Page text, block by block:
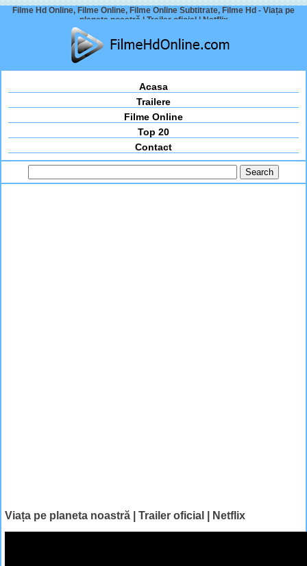
Filme Hd Online, Filme Online, Filme Online Subtitrate, Filme Hd - Viața pe
planeta noastră | Trailer oficial | Netflix
Acasa
Trailere
Filme Online
Top 20
Contact
Viața pe planeta noastră | Trailer oficial | Netflix